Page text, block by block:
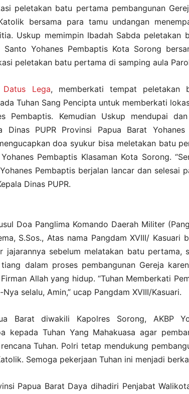
peletakan batu pertama pembangunan
bersama para tamu undangan
Uskup memimpin Ibadah Sabda peletakan
Santo Yohanes Pembaptis Kota Sorong
peletakan batu pertama di samping aula
Lega, memberkati tempat peletakan
Tuhan Sang Pencipta untuk memberkati
Pembaptis. Kemudian Uskup mendupai
Dinas PUPR Provinsi Papua Barat
doa syukur bisa meletakan batu
Pembaptis Klasaman Kota Sorong.
Pembaptis berjalan lancar dan selesai
Dinas PUPR.
Doa Panglima Komando Daerah Militer
S.Sos., Atas nama Pangdam XVIII/ Kasuari
jajarannya sebelum melatakan batu pertama,
dalam proses pembangunan Gereja
Allah yang hidup. “Tuhan Memberkati
selalu, Amin,” ucap Pangdam XVIII/Kasuari.
Barat diwakili Kapolres Sorong, AKBP
kepada Tuhan Yang Mahakuasa agar
Tuhan. Polri tetap mendukung
Semoga pekerjaan Tuhan ini menjadi
Papua Barat Daya dihadiri Penjabat